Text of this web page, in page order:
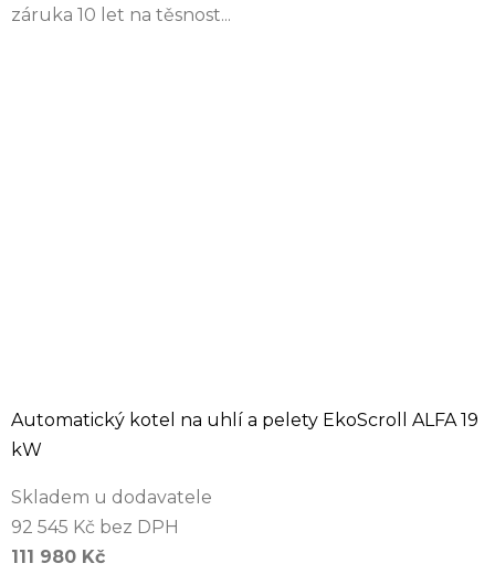
záruka 10 let na těsnost...
Automatický kotel na uhlí a pelety EkoScroll ALFA 19
kW
Skladem u dodavatele
92 545 Kč bez DPH
111 980 Kč